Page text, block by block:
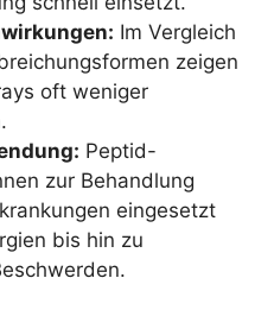
Im Vergleich
zeigen
oft weniger
Peptid-
zur Behandlung
eingesetzt
bis hin zu